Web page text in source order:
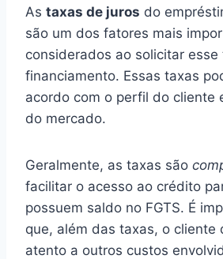
As taxas de juros do
são um dos fatores mais
considerados ao solicitar esse
financiamento. Essas taxas
acordo com o perfil do cliente
do mercado.
Geralmente, as taxas são
facilitar o acesso ao crédito
possuem saldo no FGTS. É
que, além das taxas, o cliente
atento a outros custos